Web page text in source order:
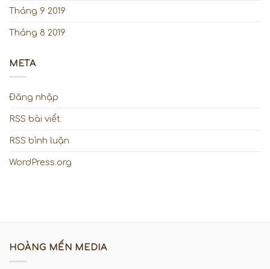
Tháng 9 2019
Tháng 8 2019
META
Đăng nhập
RSS bài viết
RSS bình luận
WordPress.org
HOÀNG MẾN MEDIA